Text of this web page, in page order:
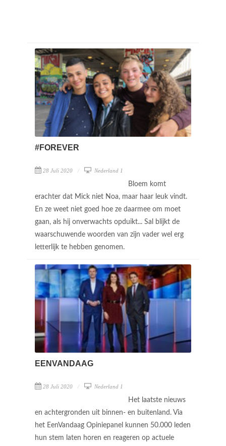
#FOREVER
28 Juli 2020 Nederland 1
Bloem komt
erachter dat Mick niet Noa, maar haar leuk vindt.
En ze weet niet goed hoe ze daarmee om moet
gaan, als hij onverwachts opduikt... Sal blijkt de
waarschuwende woorden van zijn vader wel erg
letterlijk te hebben genomen.
EENVANDAAG
28 Juli 2020 Nederland 1
Het laatste nieuws
en achtergronden uit binnen- en buitenland. Via
het EenVandaag Opiniepanel kunnen 50.000 leden
hun stem laten horen en reageren op actuele